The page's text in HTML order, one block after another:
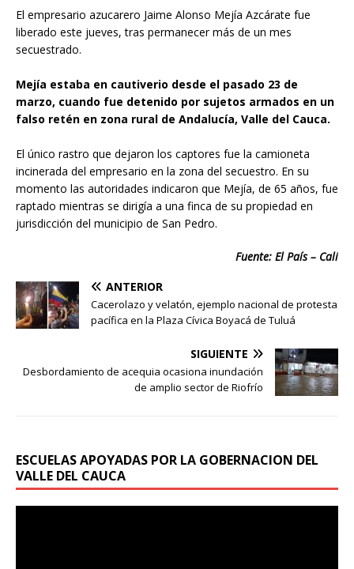
El empresario azucarero Jaime Alonso Mejía Azcárate fue
liberado este jueves, tras permanecer más de un mes
secuestrado.
Mejía estaba en cautiverio desde el pasado 23 de
marzo, cuando fue detenido por sujetos armados en un
falso retén en zona rural de Andalucía, Valle del Cauca.
El único rastro que dejaron los captores fue la camioneta
incinerada del empresario en la zona del secuestro. En su
momento las autoridades indicaron que Mejía, de 65 años, fue
raptado mientras se dirigía a una finca de su propiedad en
jurisdicción del municipio de San Pedro.
Fuente: El País – Cali
ANTERIOR
Cacerolazo y velatón, ejemplo nacional de protesta
pacífica en la Plaza Cívica Boyacá de Tuluá
SIGUIENTE
Desbordamiento de acequia ocasiona inundación
de amplio sector de Riofrío
ESCUELAS APOYADAS POR LA GOBERNACION DEL
VALLE DEL CAUCA